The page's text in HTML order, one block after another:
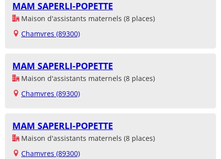
MAM SAPERLI-POPETTE
Maison d'assistants maternels (8 places)
Chamvres (89300)
MAM SAPERLI-POPETTE
Maison d'assistants maternels (8 places)
Chamvres (89300)
MAM SAPERLI-POPETTE
Maison d'assistants maternels (8 places)
Chamvres (89300)